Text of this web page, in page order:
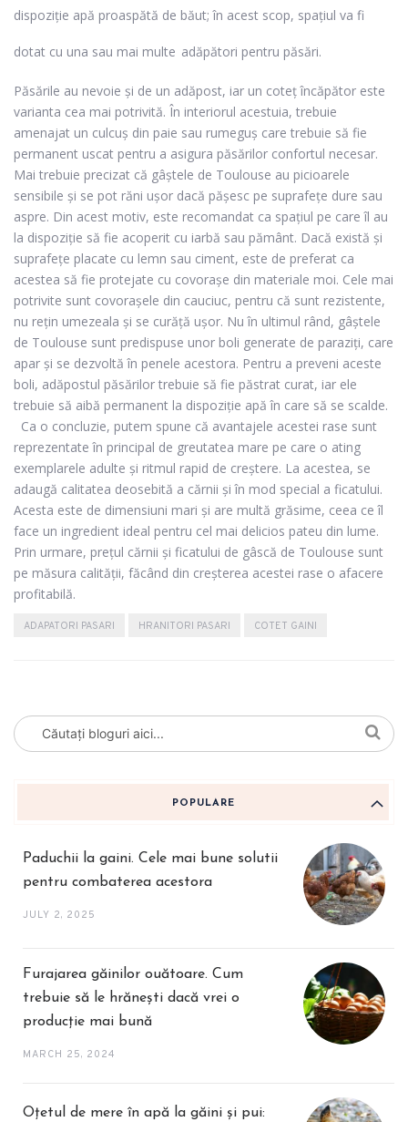
dispoziție apă proaspătă de băut; în acest scop, spațiul va fi
dotat cu una sau mai multe adăpători pentru păsări.
Păsările au nevoie și de un adăpost, iar un coteț încăpător este
varianta cea mai potrivită. În interiorul acestuia, trebuie
amenajat un culcuș din paie sau rumeguș care trebuie să fie
permanent uscat pentru a asigura păsărilor confortul necesar.
Mai trebuie precizat că gâștele de Toulouse au picioarele
sensibile și se pot răni ușor dacă pășesc pe suprafețe dure sau
aspre. Din acest motiv, este recomandat ca spațiul pe care îl au
la dispoziție să fie acoperit cu iarbă sau pământ. Dacă există și
suprafețe placate cu lemn sau ciment, este de preferat ca
acestea să fie protejate cu covorașe din materiale moi. Cele mai
potrivite sunt covorașele din cauciuc, pentru că sunt rezistente,
nu rețin umezeala și se curăță ușor. Nu în ultimul rând, gâștele
de Toulouse sunt predispuse unor boli generate de paraziți, care
apar și se dezvoltă în penele acestora. Pentru a preveni aceste
boli, adăpostul păsărilor trebuie să fie păstrat curat, iar ele
trebuie să aibă permanent la dispoziție apă în care să se scalde.
Ca o concluzie, putem spune că avantajele acestei rase sunt
reprezentate în principal de greutatea mare pe care o ating
exemplarele adulte și ritmul rapid de creștere. La acestea, se
adaugă calitatea deosebită a cărnii și în mod special a ficatului.
Acesta este de dimensiuni mari și are multă grăsime, ceea ce îl
face un ingredient ideal pentru cel mai delicios pateu din lume.
Prin urmare, prețul cărnii și ficatului de gâscă de Toulouse sunt
pe măsura calității, făcând din creșterea acestei rase o afacere
profitabilă.
ADAPATORI PASARI HRANITORI PASARI COTET GAINI
POPULARE
Paduchii la gaini. Cele mai bune solutii
pentru combaterea acestora
JULY 2, 2025
Furajarea găinilor ouătoare. Cum
trebuie să le hrănești dacă vrei o
producție mai bună
MARCH 25, 2024
Oțetul de mere în apă la găini și pui: